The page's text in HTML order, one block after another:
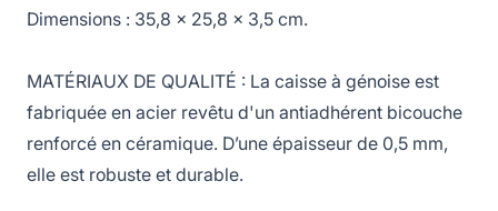
Dimensions : 35,8 x 25,8 x 3,5 cm.
MATÉRIAUX DE QUALITÉ : La caisse à génoise est
fabriquée en acier revêtu d'un antiadhérent bicouche
renforcé en céramique. D’une épaisseur de 0,5 mm,
elle est robuste et durable.